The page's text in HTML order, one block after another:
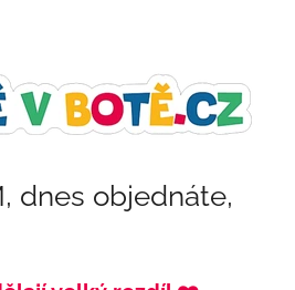
dnes objednáte,